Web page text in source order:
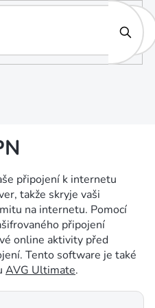
připojení k internetu
takže skryje vaši
na internetu. Pomocí
připojení
online aktivity před
Tento software je také
AVG Ultimate.